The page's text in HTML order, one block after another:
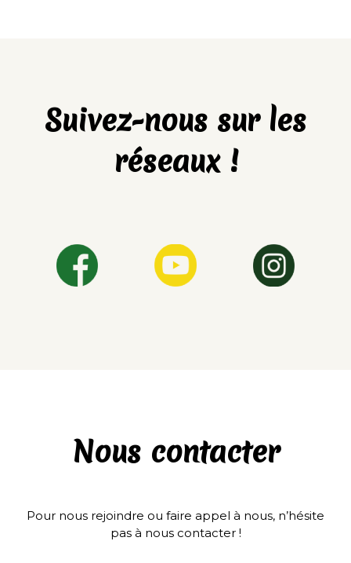
Suivez-nous sur les
réseaux !
Nous contacter
Pour nous rejoindre ou faire appel à nous, n’hésite
pas à nous contacter !